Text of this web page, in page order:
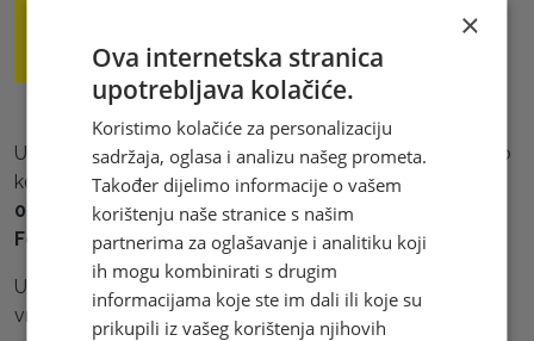
U povodu Međunarodnog praznika rada, obavještavamo
korisnike naših usluga da su01.05.2026. (petak) i
02.05.2026.(subota) neradni dani na području
Federacije BiH i Brčko distrikta.
U skladu s tim, rokovi dostave pošiljaka Brze pošte za
vrijeme neradnih dana su sljedeći:
×
Ova internetska stranica
upotrebljava kolačiće.
Koristimo kolačiće za personalizaciju
sadržaja, oglasa i analizu našeg prometa.
Također dijelimo informacije o vašem
korištenju naše stranice s našim
partnerima za oglašavanje i analitiku koji
ih mogu kombinirati s drugim
informacijama koje ste im dali ili koje su
prikupili iz vašeg korištenja njihovih